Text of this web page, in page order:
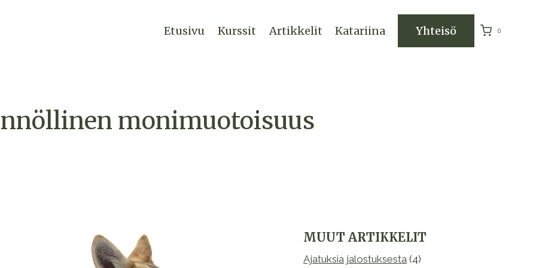
Etusivu Kurssit Artikkelit Katariina Yhteisö 0
monimuotoisuus
MUUT ARTIKKELIT
Ajatuksia jalostuksesta (4)